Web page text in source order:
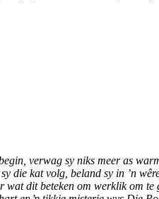
verwag sy niks meer as
die kat volg, beland sy in ’n
wat dit beteken om werklik om